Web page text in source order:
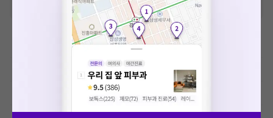
※ 이벤트가, 할인가는VAT 포함
초음파 검사료(기본초음파)
초음파 검사료(진단초음파)